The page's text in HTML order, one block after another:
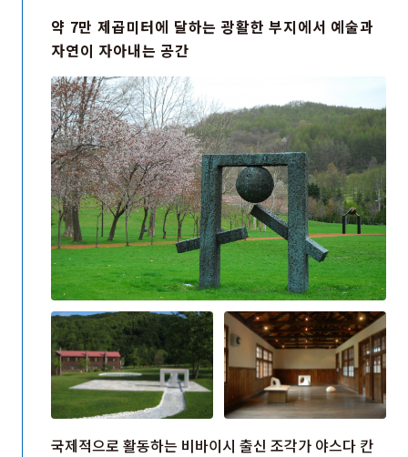
약 7만 제곱미터에 달하는 광활한 부지에서 예술과
자연이 자아내는 공간
국제적으로 활동하는 비바이시 출신 조각가 야스다 칸